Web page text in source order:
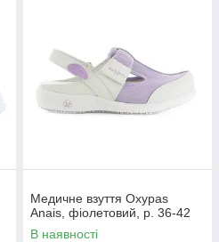
Медичне взуття Oxypas
Anais, фіолетовий, р. 36-42
В наявності